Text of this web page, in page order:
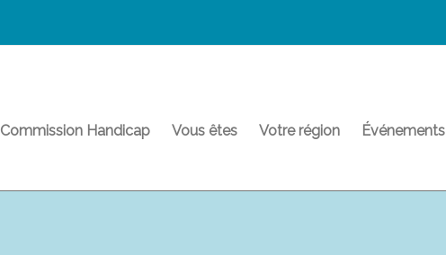
Commission Handicap Vous êtes Votre région Événements